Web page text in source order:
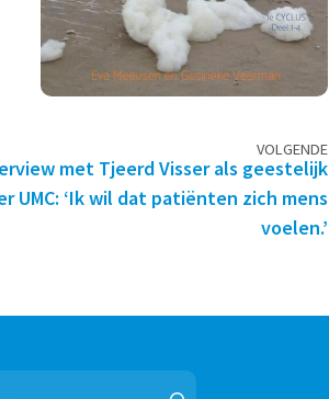
VOLGENDE
met Tjeerd Visser als geestelijk
UMC: ‘Ik wil dat patiënten zich mens
voelen.’
Zoeken